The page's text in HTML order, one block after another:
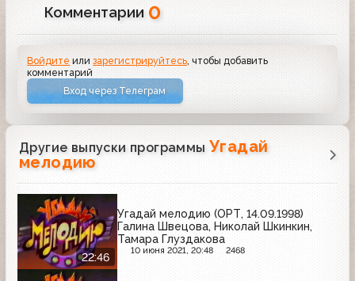
Комментарии 0
Войдите илизарегистрируйтесь , чтобы добавить
комментарий
Вход через Телеграм
Другие выпуски программы Угадай
мелодию
22:46
Угадай мелодию (ОРТ, 14.09.1998)
Галина Швецова, Николай Шкинкин,
Тамара Глуздакова
10 июня 2021, 20:48 2468